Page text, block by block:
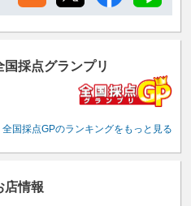
採点グランプリ
全国採点GPのランキングをもっと見る
情報